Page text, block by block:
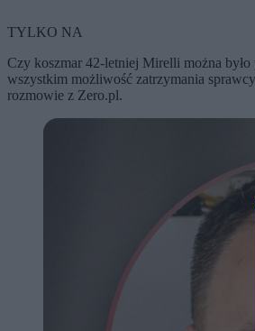
TYLKO NA
Czy koszmar 42-letniej Mirelli można
wszystkim możliwość zatrzymania
rozmowie z Zero.pl.